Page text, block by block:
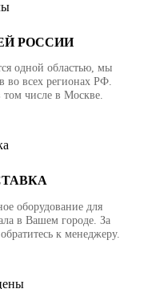
РОССИИ
одной областью, мы
во всех регионах РФ.
том числе в Москве.
оборудование для
в Вашем городе. За
к менеджеру.